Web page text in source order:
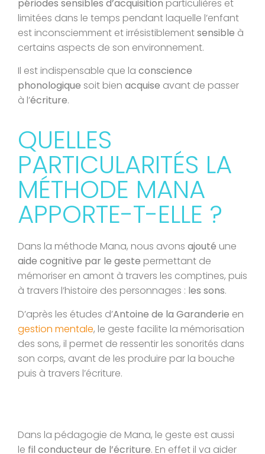
périodes sensibles d’acquisition particulières et
limitées dans le temps pendant laquelle l’enfant
est inconsciemment et irrésistiblementsensible à
certains aspects de son environnement.
Il est indispensable que la conscience
phonologique soit bien acquise avant de passer
à l’écriture.
QUELLES
PARTICULARITÉS LA
MÉTHODE MANA
APPORTE-T-ELLE ?
Dans la méthode Mana, nous avons ajouté une
aide cognitive par le geste permettant de
mémoriser en amont à travers les comptines, puis
à travers l’histoire des personnages : les sons.
D’après les études d’Antoine de la Garanderie en
gestion mentale, le geste facilite la mémorisation
des sons, il permet de ressentir les sonorités dans
son corps, avant de les produire par la bouche
puis à travers l’écriture.
Dans la pédagogie de Mana, le geste est aussi
le fil conducteur de l’écriture. En effet il va aider